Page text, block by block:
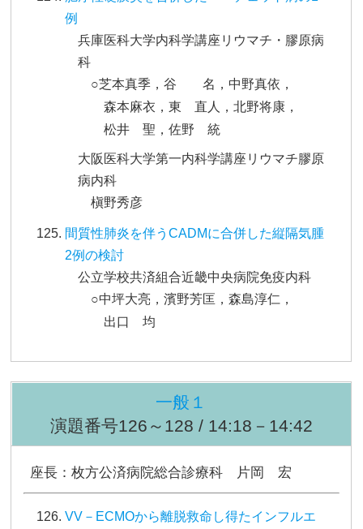
例
兵庫医科大学内科学講座リウマチ・膠原病
科
○芝本真季，谷 名，中野真依，
森本麻衣，東 直人，北野将康，
松井 聖，佐野 統
大阪医科大学第一内科学講座リウマチ膠原
病内科
槇野秀彦
間質性肺炎を伴うCADMに合併した縦隔気腫
2例の検討
公立学校共済組合近畿中央病院免疫内科
○中坪大亮，濱野芳匡，森島淳仁，
出口 均
一般１
演題番号126～128 / 14:18－14:42
座長：枚方公済病院総合診療科 片岡 宏
VV－ECMOから離脱救命し得たインフルエ